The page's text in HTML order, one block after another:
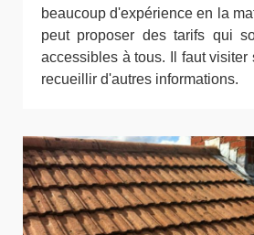
beaucoup d'expérience en la
peut proposer des tarifs qui
accessibles à tous. Il faut visiter
recueillir d'autres informations.